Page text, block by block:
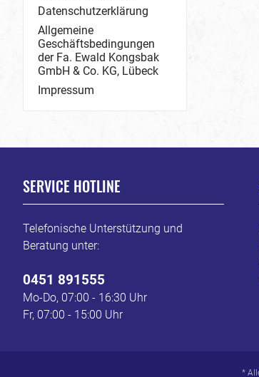
Datenschutzerklärung
Allgemeine
Geschäftsbedingungen
der Fa. Ewald Kongsbak
GmbH & Co. KG, Lübeck
Impressum
SERVICE HOTLINE
Telefonische Unterstützung und
Beratung unter:
0451 891555
Mo-Do, 07:00 - 16:30 Uhr
Fr, 07:00 - 15:00 Uhr
*